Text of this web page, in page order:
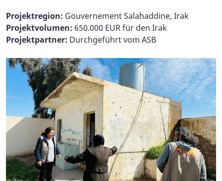
Projektregion: Gouvernement Salahaddine, Irak
Projektvolumen: 650.000 EUR für den Irak
Projektpartner: Durchgeführt vom ASB